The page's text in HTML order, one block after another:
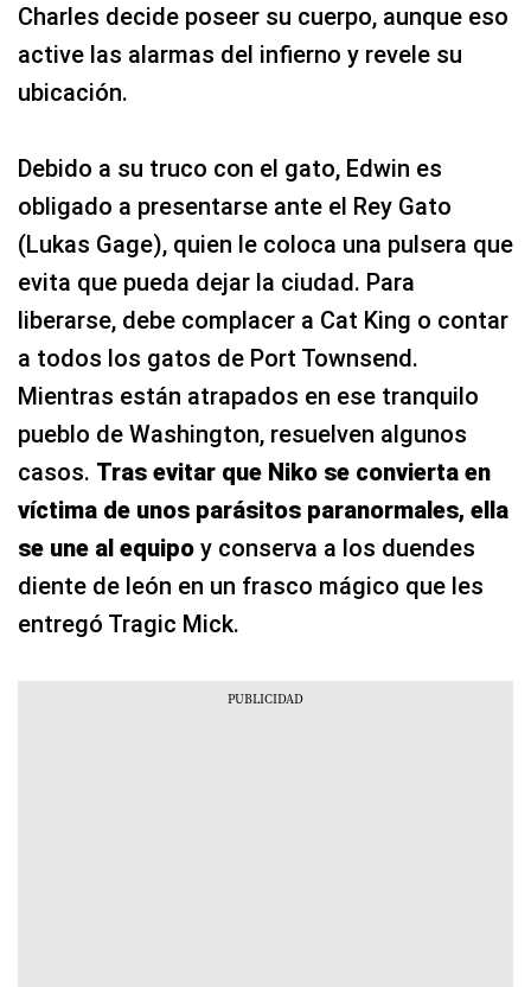
Charles decide poseer su cuerpo, aunque eso
active las alarmas del infierno y revele su
ubicación.
Debido a su truco con el gato, Edwin es
obligado a presentarse ante el Rey Gato
(Lukas Gage), quien le coloca una pulsera que
evita que pueda dejar la ciudad. Para
liberarse, debe complacer a Cat King o contar
a todos los gatos de Port Townsend.
Mientras están atrapados en ese tranquilo
pueblo de Washington, resuelven algunos
casos. Tras evitar que Niko se convierta en
víctima de unos parásitos paranormales, ella
se une al equipo y conserva a los duendes
diente de león en un frasco mágico que les
entregó Tragic Mick.